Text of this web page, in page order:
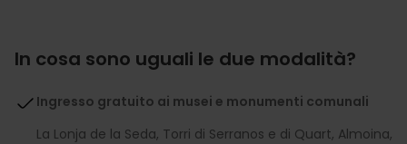
In cosa sono uguali le due modalità?
Ingresso gratuito ai musei e monumenti comunali
La Lonja de la Seda, Torri di Serranos e di Quart, Almoina,